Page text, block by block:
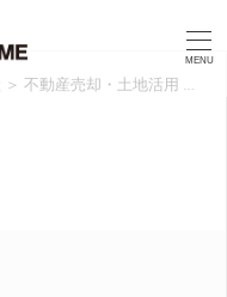
MENU
＞ 不動産売却・土地活用